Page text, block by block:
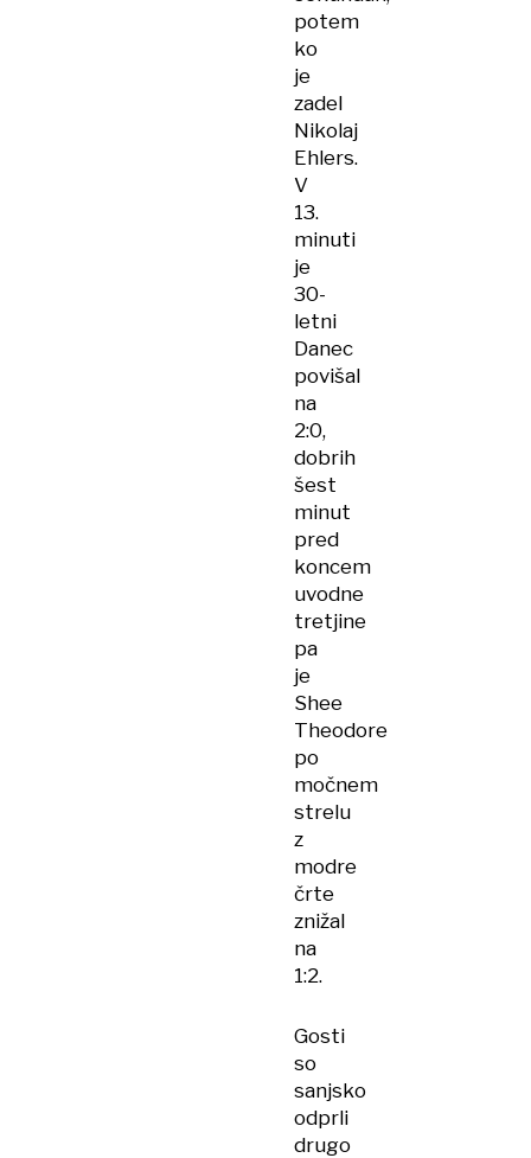
potem
ko
je
zadel
Nikolaj
Ehlers.
V
13.
minuti
je
30-
letni
Danec
povišal
na
2:0,
dobrih
šest
minut
pred
koncem
uvodne
tretjine
pa
je
Shee
Theodore
po
močnem
strelu
z
modre
črte
znižal
na
1:2.
Gosti
so
sanjsko
odprli
drugo